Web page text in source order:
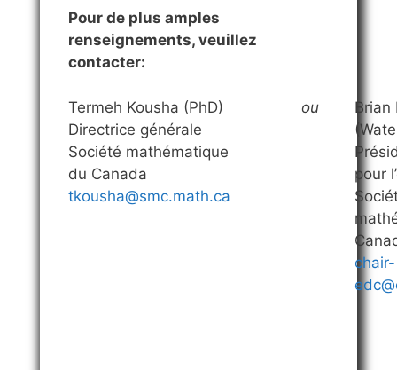
Pour de plus amples
renseignements, veuillez
contacter:
Termeh Kousha (PhD)
Directrice générale
Société mathématique
du Canada
tkousha@smc.math.ca
ou
Brian
pour
chair-